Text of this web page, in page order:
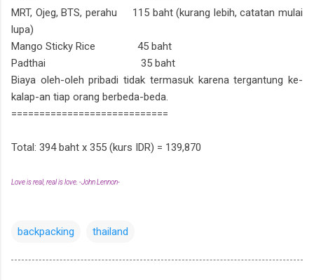
MRT, Ojeg, BTS, perahu 115 baht (kurang lebih, catatan mulai
lupa)
Mango Sticky Rice 45 baht
Padthai 35 baht
Biaya oleh-oleh pribadi tidak termasuk karena tergantung ke-
kalap-an tiap orang berbeda-beda.
============================
Total: 394 baht x 355 (kurs IDR) = 139,870
Love is real, real is love. -John Lennon-
backpacking thailand